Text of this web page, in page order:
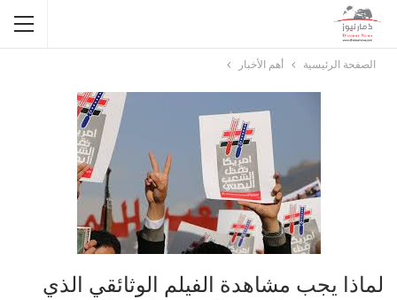
الصفحة الرئيسية أهم الأخبار
لماذا يجب مشاهدة الفيلم الوثائقي الذي